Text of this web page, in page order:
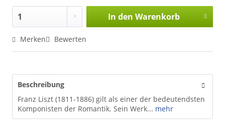
In den Warenkorb
Merken Bewerten
Beschreibung
Franz Liszt (1811-1886) gilt als einer der bedeutendsten
Komponisten der Romantik. Sein Werk... mehr